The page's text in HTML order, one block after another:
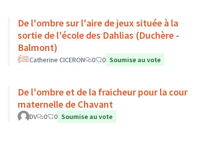
De l'ombre sur l'aire de jeux située à la
sortie de l'école des Dahlias (Duchère -
Balmont)
Catherine CICERON 0 0 Soumise au vote
De l'ombre et de la fraicheur pour la cour
maternelle de Chavant
DV 0 0 Soumise au vote